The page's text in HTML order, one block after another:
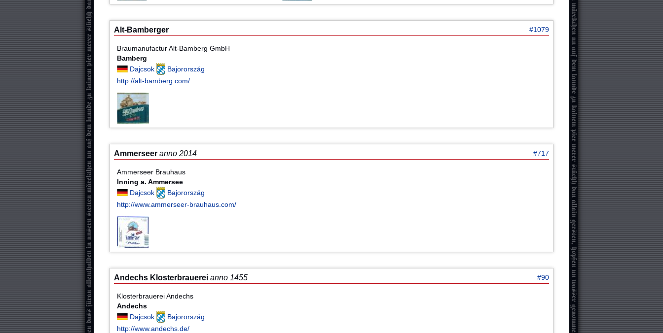
Alt-Bamberger #1079
Braumanufactur Alt-Bamberg GmbH
Bamberg
Dajcsok
Bajorország
http://alt-bamberg.com/
Ammerseer anno 2014 #717
Ammerseer Brauhaus
Inning a. Ammersee
Dajcsok
Bajorország
http://www.ammerseer-brauhaus.com/
Andechs Klosterbrauerei anno 1455 #90
Klosterbrauerei Andechs
Andechs
Dajcsok
Bajorország
http://www.andechs.de/